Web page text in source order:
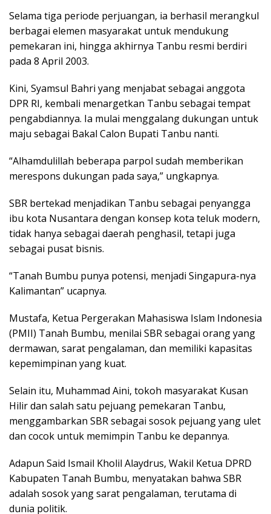
Selama tiga periode perjuangan, ia berhasil merangkul
berbagai elemen masyarakat untuk mendukung
pemekaran ini, hingga akhirnya Tanbu resmi berdiri
pada 8 April 2003.
Kini, Syamsul Bahri yang menjabat sebagai anggota
DPR RI, kembali menargetkan Tanbu sebagai tempat
pengabdiannya. Ia mulai menggalang dukungan untuk
maju sebagai Bakal Calon Bupati Tanbu nanti.
“Alhamdulillah beberapa parpol sudah memberikan
merespons dukungan pada saya,” ungkapnya.
SBR bertekad menjadikan Tanbu sebagai penyangga
ibu kota Nusantara dengan konsep kota teluk modern,
tidak hanya sebagai daerah penghasil, tetapi juga
sebagai pusat bisnis.
“Tanah Bumbu punya potensi, menjadi Singapura-nya
Kalimantan” ucapnya.
Mustafa, Ketua Pergerakan Mahasiswa Islam Indonesia
(PMII) Tanah Bumbu, menilai SBR sebagai orang yang
dermawan, sarat pengalaman, dan memiliki kapasitas
kepemimpinan yang kuat.
Selain itu, Muhammad Aini, tokoh masyarakat Kusan
Hilir dan salah satu pejuang pemekaran Tanbu,
menggambarkan SBR sebagai sosok pejuang yang ulet
dan cocok untuk memimpin Tanbu ke depannya.
Adapun Said Ismail Kholil Alaydrus, Wakil Ketua DPRD
Kabupaten Tanah Bumbu, menyatakan bahwa SBR
adalah sosok yang sarat pengalaman, terutama di
dunia politik.